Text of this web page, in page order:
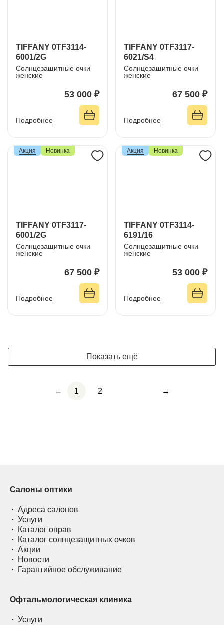
TIFFANY 0TF3114-
6001/2G
Солнцезащитные очки
женские
53 000 ₽
Подробнее
TIFFANY 0TF3117-
6021/S4
Солнцезащитные очки
женские
67 500 ₽
Подробнее
TIFFANY 0TF3117-
6001/2G
Солнцезащитные очки
женские
67 500 ₽
Подробнее
Акция Новинка
TIFFANY 0TF3114-
6191/16
Солнцезащитные очки
женские
53 000 ₽
Подробнее
Акция Новинка
Показать ещё
← 1 2 →
Салоны оптики
Адреса салонов
Услуги
Каталог оправ
Каталог солнцезащитных очков
Акции
Новости
Гарантийное обслуживание
Офтальмологическая клиника
Услуги